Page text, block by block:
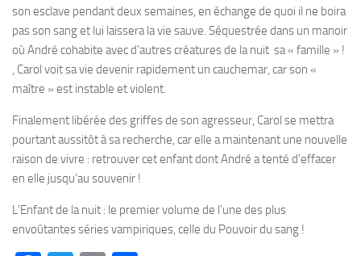
son esclave pendant deux semaines, en échange de quoi il ne boira
pas son sang et lui laissera la vie sauve. Séquestrée dans un manoir
où André cohabite avec d’autres créatures de la nuit ­ sa « famille » !
­, Carol voit sa vie devenir rapidement un cauchemar, car son «
maître » est instable et violent.
Finalement libérée des griffes de son agresseur, Carol se mettra
pourtant aussitôt à sa recherche, car elle a maintenant une nouvelle
raison de vivre : retrouver cet enfant dont André a tenté d’effacer
en elle jusqu’au souvenir !
L’Enfant de la nuit : le premier volume de l’une des plus
envoûtantes séries vampiriques, celle du Pouvoir du sang !